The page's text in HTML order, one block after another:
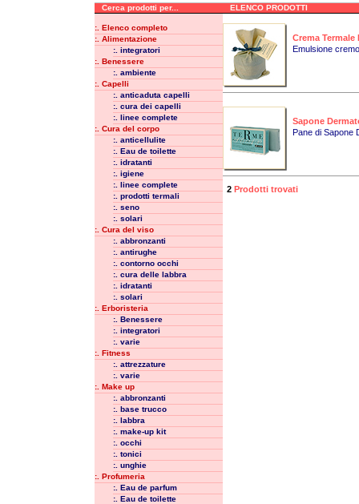
Cerca prodotti per...
:. Elenco completo
:. Alimentazione
:. integratori
:. Benessere
:. ambiente
:. Capelli
:. anticaduta capelli
:. cura dei capelli
:. linee complete
:. Cura del corpo
:. anticellulite
:. Eau de toilette
:. idratanti
:. igiene
:. linee complete
:. prodotti termali
:. seno
:. solari
:. Cura del viso
:. abbronzanti
:. antirughe
:. contorno occhi
:. cura delle labbra
:. idratanti
:. solari
:. Erboristeria
:. Benessere
:. integratori
:. varie
:. Fitness
:. attrezzature
:. varie
:. Make up
:. abbronzanti
:. base trucco
:. labbra
:. make-up kit
:. occhi
:. tonici
:. unghie
:. Profumeria
:. Eau de parfum
:. Eau de toilette
ELENCO PRODOTTI
Crema
Emulsione
Sapone
Pane di Sapone
2 Prodotti trovati